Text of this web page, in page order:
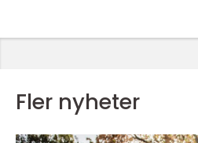
Fler nyheter